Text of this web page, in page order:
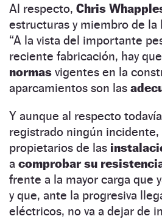
Al respecto, Chris
estructuras y miembro de la
“A la vista del importante
reciente fabricación, hay
normas vigentes en la
aparcamientos son las
Y aunque al respecto
registrado ningún incidente,
propietarios de las
a comprobar su
frente a la mayor carga que
y que, ante la progresiva
eléctricos, no va a dejar de